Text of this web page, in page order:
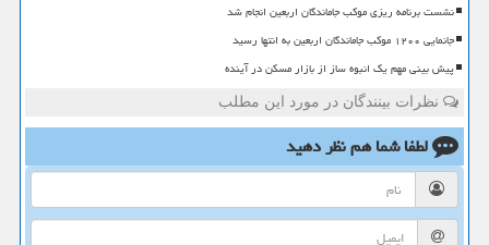
نشست برنامه ریزی موکب جاماندگان اربعین انجام شد
جانمایی ۱۲۰۰ موکب جاماندگان اربعین به انتها رسید
پیش بینی مهم یک انبوه ساز از بازار مسکن در آینده
نظرات بینندگان در مورد این مطلب
لطفا شما همنظر دهید